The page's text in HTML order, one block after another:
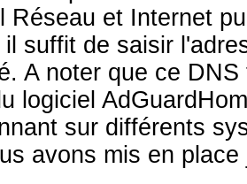
Réseau et Internet
il suffit de saisir
A noter que ce
logiciel
sur différents
avons mis en